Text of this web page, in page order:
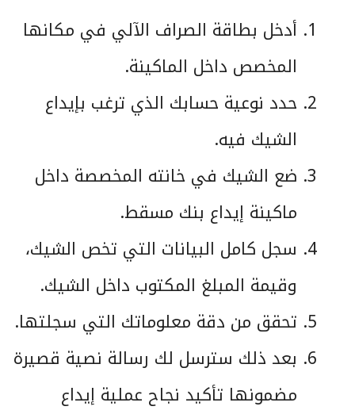
أدخل بطاقة الصراف الآلي في مكانها
المخصص داخل الماكينة.
حدد نوعية حسابك الذي ترغب بإيداع
الشيك فيه.
ضع الشيك في خانته المخصصة داخل
ماكينة إيداع بنك مسقط.
سجل كامل البيانات التي تخص الشيك،
وقيمة المبلغ المكتوب داخل الشيك.
تحقق من دقة معلوماتك التي سجلتها.
بعد ذلك سترسل لك رسالة نصية قصيرة
مضمونها تأكيد نجاح عملية إيداع